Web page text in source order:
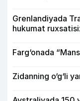
Grenlandiyada
hukumat
Farg‘onada
Zidanning o‘g‘li